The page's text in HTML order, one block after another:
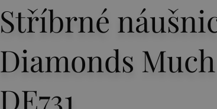
Stříbrné
Diamonds
DE731